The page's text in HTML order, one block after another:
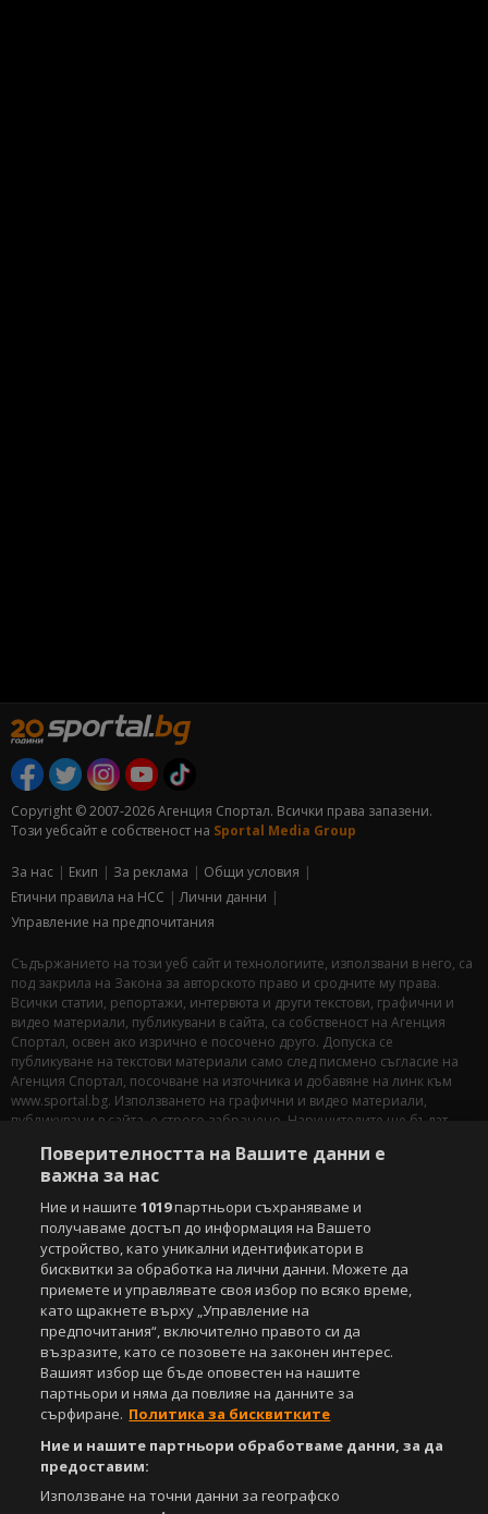
Copyright © 2007-2026 Агенция Спортал. Всички права запазени.
Този уебсайт е собственост на Sportal Media Group
За нас Екип За рекламa
Общи условия
Етични правила на НСС
Лични данни
Управление на предпочитания
Съдържанието на този уеб сайт и технологиите, използвани в него, са
под закрила на Закона за авторското право и сродните му права.
Всички статии, репортажи, интервюта и други текстови, графични и
видео материали, публикувани в сайта, са собственост на Агенция
Спортал, освен ако изрично е посочено друго. Допуска се
публикуване на текстови материали само след писмено съгласие на
Агенция Спортал, посочване на източника и добавяне на линк към
www.sportal.bg. Използването на графични и видео материали,
публикувани в сайта, е строго забранено. Нарушителите ще бъдат
СвалиБЕЗПЛАТНОТОприложение за:
Android
Powered by:
Поверителността на Вашите данни е
важна за нас
Ние и нашите1019партньори съхраняваме и
получаваме достъп до информация на Вашето
устройство, като уникални идентификатори в
бисквитки за обработка на лични данни. Можете да
приемете и управлявате своя избор по всяко време,
като щракнете върху „Управление на
предпочитания“, включително правото си да
възразите, като се позовете на законен интерес.
Вашият избор ще бъде оповестен на нашите
партньори и няма да повлияе на данните за
сърфиране. Политика за бисквитките
Ние и нашите партньори обработваме данни, за да
предоставим:
Използване на точни данни за географско